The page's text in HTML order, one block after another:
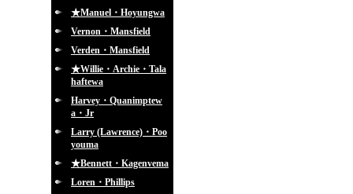
★Manuel・Hoyungwa
Vernon・Mansfield
Verden・Mansfield
★Willie・Archie・Tala
haftewa
Harvey・Quanimptew
a・Jr
Larry (Lawrence)・Poo
youma
★Bennett・Kagenvema
Loren・Phillips